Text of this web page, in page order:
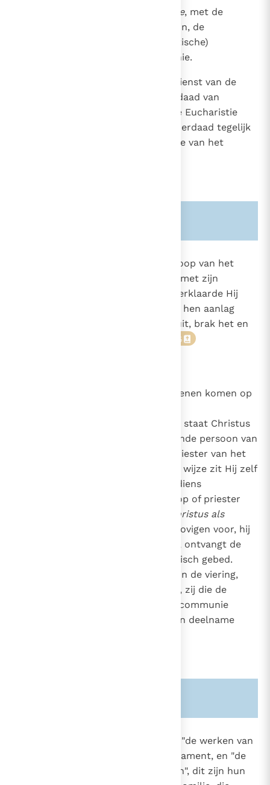
viering van de Eucharistie, met de
aanbieding van brood en wijn, de
consecratorische (eucharistische)
dankzegging en de communie.
De dienst van het woord en de dienst van de
Eucharistie vormen samen "één daad van
de tafel die in de Eucharistie
voor ons wordt aangericht, is inderdaad tegelijk
die van het woord van God als die van het
Is dit trouwens ook niet het verloop van het
paasmaal dat de verrezen Jezus met zijn
leerlingen nuttigde? Onderweg verklaarde Hij
hun de Schriften en toen Hij met hen aanlag
"nam Hij brood, sprak de zegen uit, brak het en
5
. De Christenen komen op
eucharistieviering. Aan het hoofd staat Christus
zelf die de voornaamste handelende persoon van
de Eucharistie is. Hij is de hogepriester van het
Nieuwe Verbond. Op onzichtbare wijze zit Hij zelf
elke eucharistieviering voor. Als diens
vertegenwoordiger zit de bisschop of priester
in de persoon van Christus als
) de vergadering van de gelovigen voor, hij
neemt het woord na de lezingen, ontvangt de
offergaven en zegt het eucharistisch gebed.
hebben een actief aandeel in de viering,
ieder op zijn manier: de lectoren, zij die de
offergaven aandragen, zij die de communie
uitreiken, en heel het volk dat zijn deelname
bevat "de werken van
de profeten", dit is het Oude Testament, en "de
gedenkschriften van de apostelen", dit zijn hun